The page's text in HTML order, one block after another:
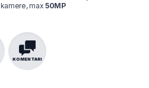
kamere, max 50MP
KOMENTARI